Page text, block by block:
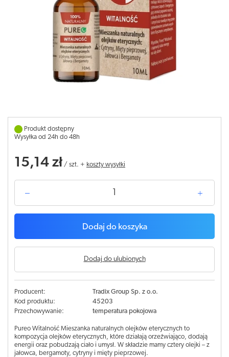
Produkt dostępny
Wysyłka od 24h do 48h
15,14 zł / szt. + koszty wysyłki
Dodaj do koszyka
Dodaj do ulubionych
Producent:
Tradix Group Sp. z o.o.
Kod produktu:
45203
Przechowywanie:
temperatura pokojowa
Pureo Witalność Mieszanka naturalnych olejków eterycznych to
kompozycja olejków eterycznych, które działają orzeźwiająco, dodają
energii oraz pobudzają ciało i umysł. W składzie mamy cztery olejki – z
jałowca, bergamoty, cytryny i mięty pieprzowej.